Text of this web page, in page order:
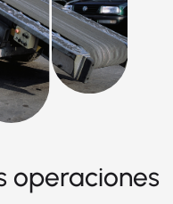
operaciones